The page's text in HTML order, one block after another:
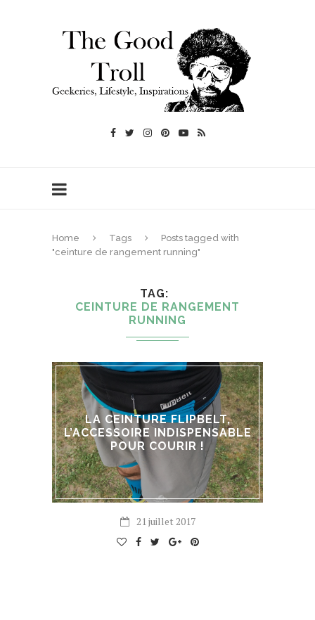
Home Tags
Posts tagged with
"ceinture de rangement running"
TAG
CEINTURE DE RANGEMENT
RUNNING
LA CEINTURE FLIPBELT,
L’ACCESSOIRE INDISPENSABLE
POUR COURIR !
21 juillet 2017